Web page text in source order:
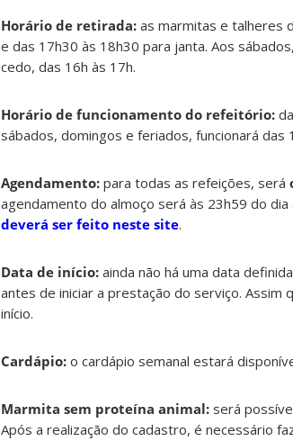
Horário de retirada: as marmitas e talheres
e das 17h30 às 18h30 para janta. Aos
cedo, das 16h às 17h.
Horário de funcionamento do refeitório:
sábados, domingos e feriados, funcionará das
Agendamento: para todas as refeições, será
agendamento do almoço será às 23h59 do
deverá ser feito neste site.
Data de início: ainda não há uma data
antes de iniciar a prestação do serviço. Assim
início.
Cardápio: o cardápio semanal estará
Marmita sem proteína animal: será
Após a realização do cadastro, é necessário